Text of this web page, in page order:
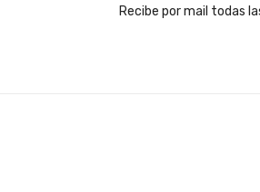
Recibe por mail todas